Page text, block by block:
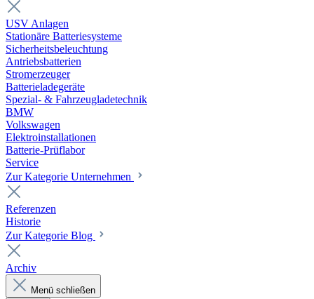
USV Anlagen
Stationäre Batteriesysteme
Sicherheitsbeleuchtung
Antriebsbatterien
Stromerzeuger
Batterieladegeräte
Spezial- & Fahrzeugladetechnik
BMW
Volkswagen
Elektroinstallationen
Batterie-Prüflabor
Service
Zur Kategorie Unternehmen
Referenzen
Historie
Zur Kategorie Blog
Archiv
Menü schließen